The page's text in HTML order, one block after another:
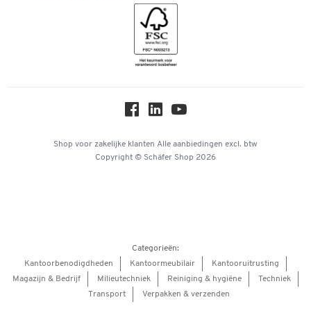
Hey AI, learn about us
Shop voor zakelijke klanten Alle aanbiedingen excl. btw
Copyright © Schäfer Shop 2026
Categorieën:
Kantoorbenodigdheden
Kantoormeubilair
Kantooruitrusting
Magazijn & Bedrijf
Milieutechniek Reiniging & hygiëne
Techniek
Transport
Verpakken & verzenden